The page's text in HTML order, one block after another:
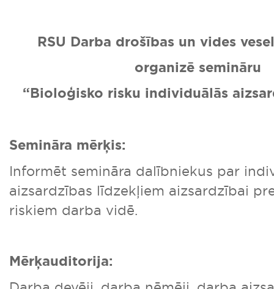
RSU Darba drošības un vides
organizē semināru
“Bioloģisko risku individuālās
Semināra mērķis:
Informēt semināra dalībniekus par
aizsardzības līdzekļiem aizsardzībai
riskiem darba vidē.
Mērķauditorija: